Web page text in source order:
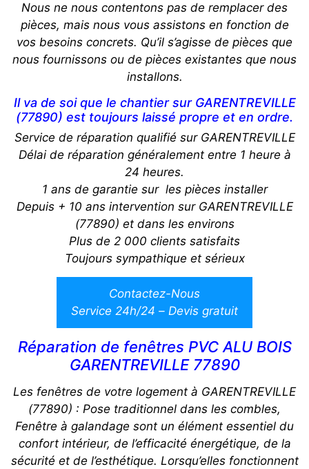
Nous ne nous contentons pas de remplacer des
pièces, mais nous vous assistons en fonction de
vos besoins concrets. Qu’il s’agisse de pièces que
nous fournissons ou de pièces existantes que nous
installons.
Il va de soi que le chantier sur GARENTREVILLE
(77890) est toujours laissé propre et en ordre.
Service de réparation qualifié sur GARENTREVILLE
Délai de réparation généralement entre 1 heure à
24 heures.
1 ans de garantie sur les pièces installer
Depuis + 10 ans intervention sur GARENTREVILLE
(77890) et dans les environs
Plus de 2 000 clients satisfaits
Toujours sympathique et sérieux
Contactez-Nous
Service 24h/24 – Devis gratuit
Réparation de fenêtres PVC ALU BOIS
GARENTREVILLE 77890
Les fenêtres de votre logement à GARENTREVILLE
(77890) : Pose traditionnel dans les combles,
Fenêtre à galandage sont un élément essentiel du
confort intérieur, de l’efficacité énergétique, de la
sécurité et de l’esthétique. Lorsqu’elles fonctionnent